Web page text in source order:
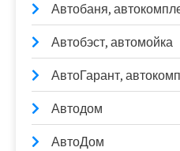
Автобаня,
Автобэст, автомойка
АвтоГарант,
Автодом
АвтоДом